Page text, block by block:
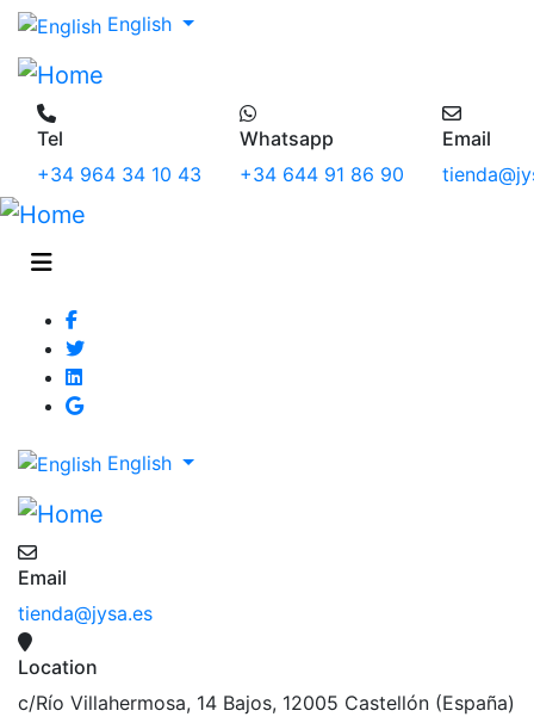
English
Tel
+34 964 34 10 43
Whatsapp
+34 644 91 86 90
Email
English
Email
tienda@jysa.es
Location
c/Río Villahermosa, 14 Bajos, 12005 Castellón (España)